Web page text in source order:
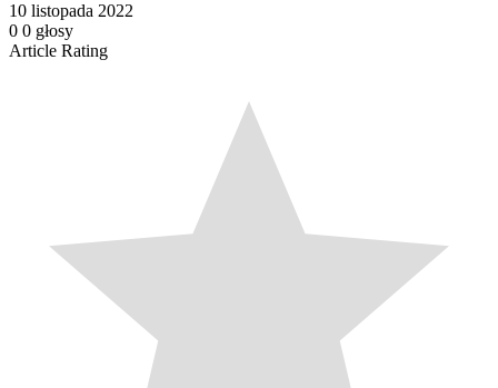
10 listopada 2022
0 0 głosy
Article Rating